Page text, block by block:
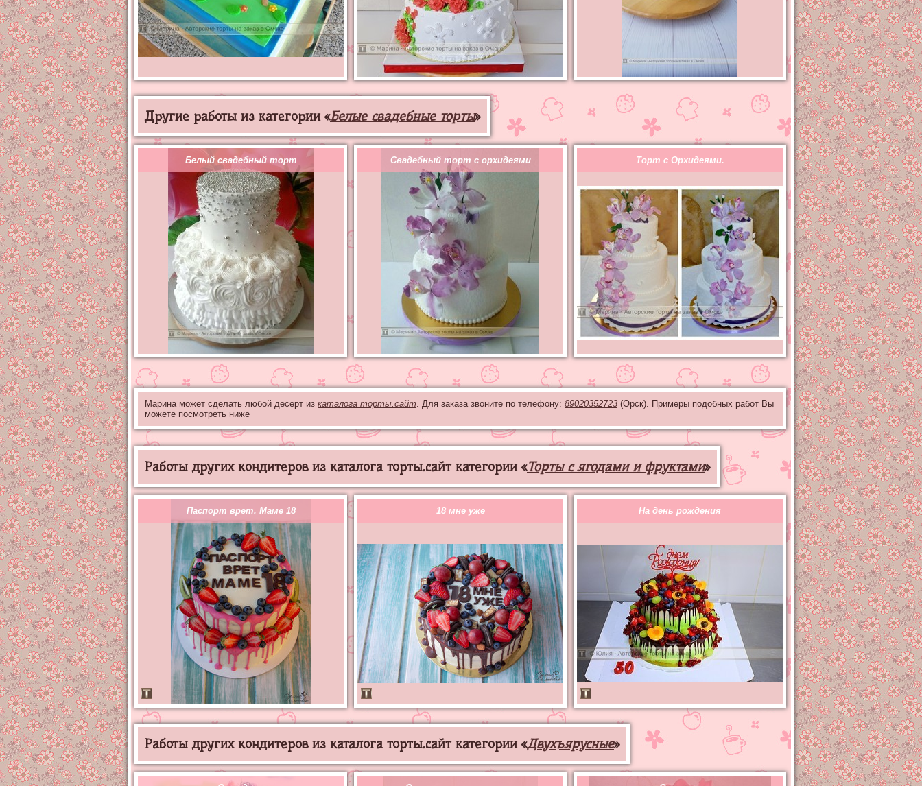
Другие работы из категории «Белые свадебные торты»
Белый свадебный торт Свадебный торт с орхидеями Торт с Орхидеями.
Марина может сделать любой десерт из каталога торты.сайт. Для заказа звоните по телефону: 89020352723 (Орск). Примеры подобных работ Вы
можете посмотреть ниже
Работы других кондитеров из каталога торты.сайт категории «Торты с ягодами и фруктами»
Паспорт врет. Маме 18 18 мне уже На день рождения
Работы других кондитеров из каталога торты.сайт категории «Двухъярусные»